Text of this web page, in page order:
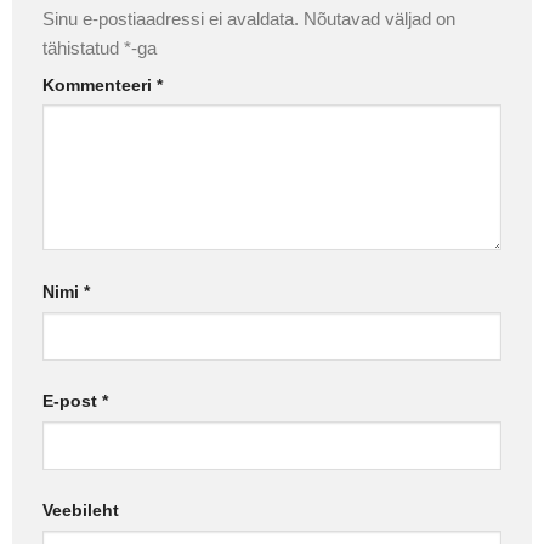
Sinu e-postiaadressi ei avaldata. Nõutavad väljad on
tähistatud *-ga
Kommenteeri *
Nimi *
E-post *
Veebileht